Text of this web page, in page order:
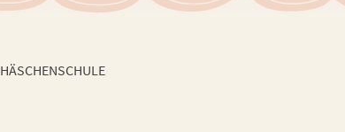
HÄSCHENSCHULE